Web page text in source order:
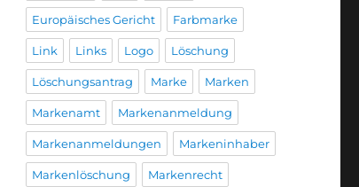
Europäisches Gericht Farbmarke
Link Links Logo Löschung
Löschungsantrag Marke Marken
Markenamt Markenanmeldung
Markenanmeldungen Markeninhaber
Markenlöschung Markenrecht